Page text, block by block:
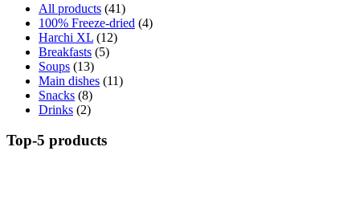
All products (41)
100% Freeze-dried (4)
Harchi XL (12)
Breakfasts (5)
Soups (13)
Main dishes (11)
Snacks (8)
Drinks (2)
Top-5 products